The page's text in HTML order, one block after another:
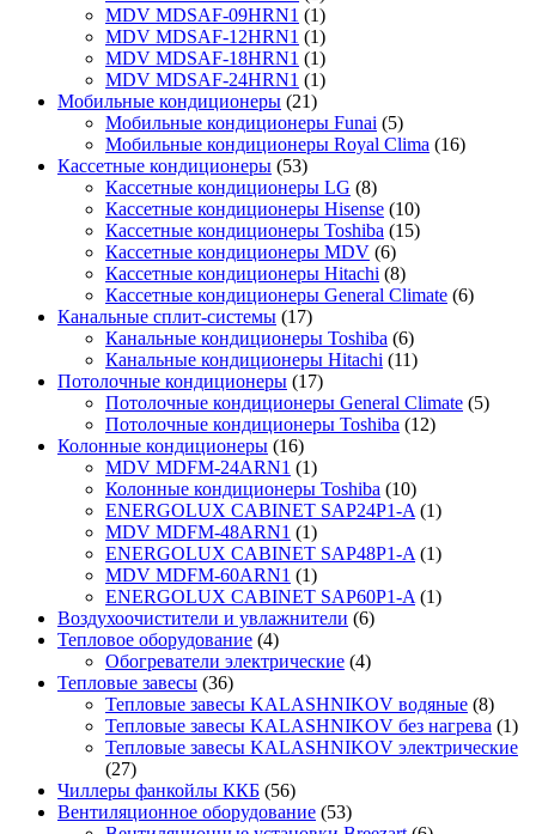
MDV MDSAF-09HRN1 (1)
MDV MDSAF-12HRN1 (1)
MDV MDSAF-18HRN1 (1)
MDV MDSAF-24HRN1 (1)
Мобильные кондиционеры (21)
Мобильные кондиционеры Funai (5)
Мобильные кондиционеры Royal Clima (16)
Кассетные кондиционеры (53)
Кассетные кондиционеры LG (8)
Кассетные кондиционеры Hisense (10)
Кассетные кондиционеры Toshiba (15)
Кассетные кондиционеры MDV (6)
Кассетные кондиционеры Hitachi (8)
Кассетные кондиционеры General Climate (6)
Канальные сплит-системы (17)
Канальные кондиционеры Toshiba (6)
Канальные кондиционеры Hitachi (11)
Потолочные кондиционеры (17)
Потолочные кондиционеры General Climate (5)
Потолочные кондиционеры Toshiba (12)
Колонные кондиционеры (16)
MDV MDFM-24ARN1 (1)
Колонные кондиционеры Toshiba (10)
ENERGOLUX CABINET SAP24P1-A (1)
MDV MDFM-48ARN1 (1)
ENERGOLUX CABINET SAP48P1-A (1)
MDV MDFM-60ARN1 (1)
ENERGOLUX CABINET SAP60P1-A (1)
Воздухоочистители и увлажнители (6)
Тепловое оборудование (4)
Обогреватели электрические (4)
Тепловые завесы (36)
Тепловые завесы KALASHNIKOV водяные (8)
Тепловые завесы KALASHNIKOV без нагрева (1)
Тепловые завесы KALASHNIKOV электрические
(27)
Чиллеры фанкойлы ККБ (56)
Вентиляционное оборудование (53)